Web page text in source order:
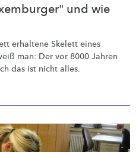
und wie
erhaltene Skelett eines
man: Der vor 8000 Jahren
das ist nicht alles.